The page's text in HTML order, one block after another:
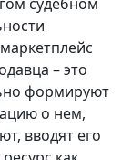
– это
формируют
о нем,
вводят его